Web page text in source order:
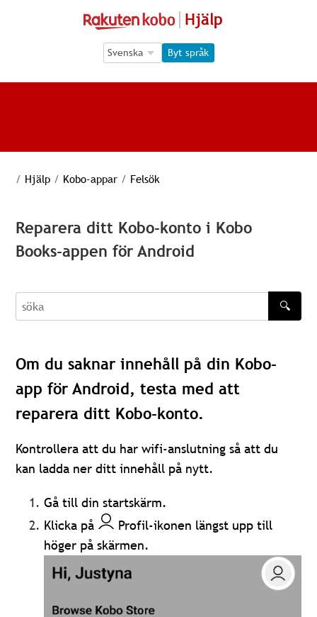
Hjälp
Language Selection
Language Selection
Byt språk
/ Hjälp / Kobo-appar / Felsök
Reparera ditt Kobo-konto i Kobo
Books-appen för Android
söka
🔍
Om du saknar innehåll på din Kobo-
app för Android, testa med att
reparera ditt Kobo-konto.
Kontrollera att du har wifi-anslutning så att du
kan ladda ner ditt innehåll på nytt.
Gå till din startskärm.
Klicka på
Profil-ikonen längst upp till
höger på skärmen.